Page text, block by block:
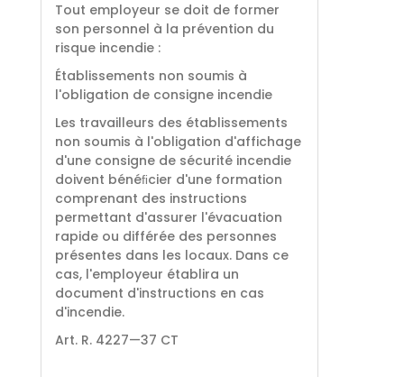
Tout employeur se doit de former
son personnel à la prévention du
risque incendie :
Établissements non soumis à
l'obligation de consigne incendie
Les travailleurs des établissements
non soumis à l'obligation d'affichage
d'une consigne de sécurité incendie
doivent bénéﬁcier d'une formation
comprenant des instructions
permettant d'assurer l'évacuation
rapide ou différée des personnes
présentes dans les locaux. Dans ce
cas, l'employeur établira un
document d'instructions en cas
d'incendie.
Art. R. 4227—37 CT